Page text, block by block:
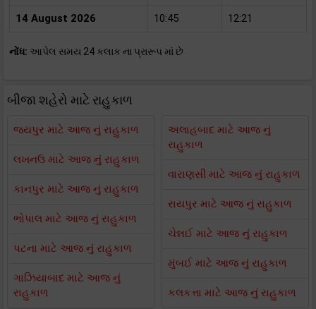
14 August 2026 10:45 12:21
નોંધ: આપેલ સમય 24 કલાક ના પ્રારૂપ માં છે
બીજા શહેરો માટે રાહુકાળ
જયપુર માટે આજ નું રાહુકાળ
લખનઉ માટે આજ નું રાહુકાળ
કાનપુર માટે આજ નું રાહુકાળ
ભોપાલ માટે આજ નું રાહુકાળ
પટના માટે આજ નું રાહુકાળ
ગાઝિયાબાદ માટે આજ નું
રાહુકાળ
અલાહબાદ માટે આજ નું
રાહુકાળ
વારાણસી માટે આજ નું રાહુકાળ
રાયપુર માટે આજ નું રાહુકાળ
ચેન્નઈ માટે આજ નું રાહુકાળ
મુંબઈ માટે આજ નું રાહુકાળ
કલકત્તા માટે આજ નું રાહુકાળ